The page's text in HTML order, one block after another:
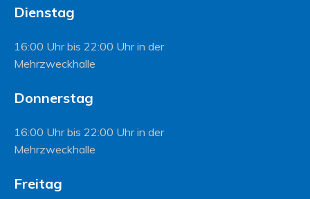
Dienstag
16:00 Uhr bis 22:00 Uhr in der
Mehrzweckhalle
Donnerstag
16:00 Uhr bis 22:00 Uhr in der
Mehrzweckhalle
Freitag